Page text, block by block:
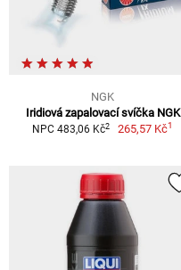
NGK
Iridiová zapalovací svíčka NGK
NPC 483,06 Kč2 265,57 Kč1